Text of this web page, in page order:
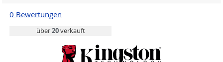
0 Bewertungen
über20verkauft